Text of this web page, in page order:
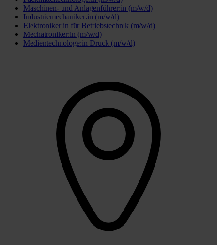
Maschinen- und Anlagenführer:in (m/w/d)
Industriemechaniker:in (m/w/d)
Elektroniker:in für Betriebstechnik (m/w/d)
Mechatroniker:in (m/w/d)
Medientechnologe:in Druck (m/w/d)